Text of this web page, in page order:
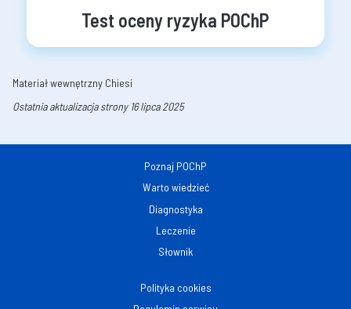
Test oceny ryzyka POChP
Materiał wewnętrzny Chiesi
Ostatnia aktualizacja strony 16 lipca 2025
Poznaj POChP
Warto wiedzieć
Diagnostyka
Leczenie
Słownik
Polityka cookies